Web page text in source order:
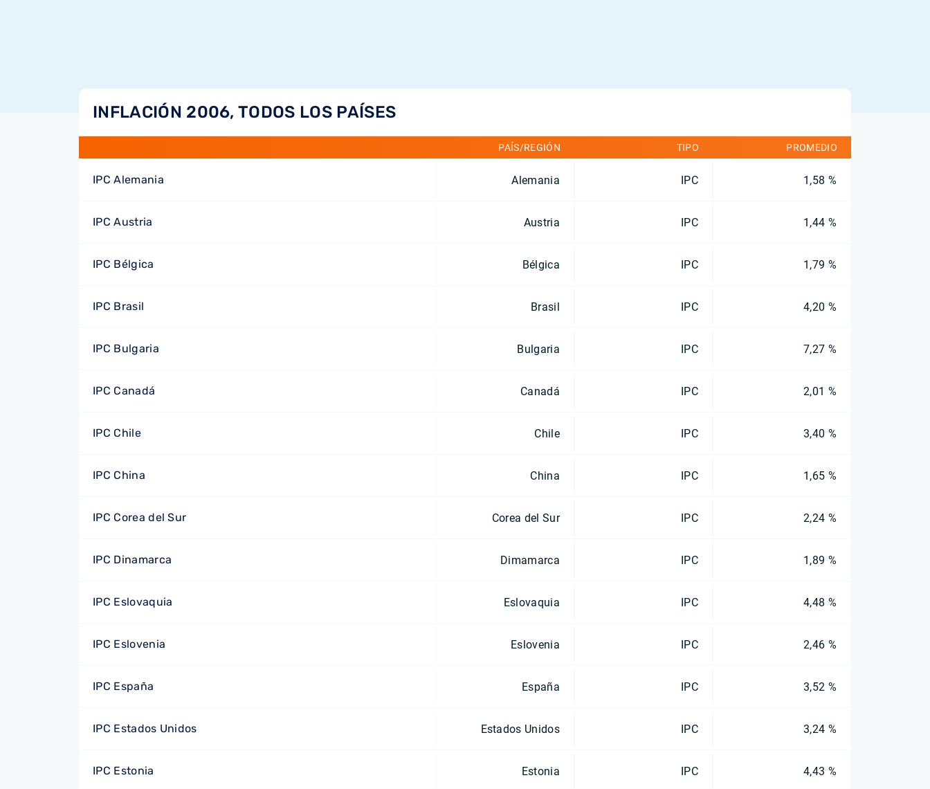
INFLACIÓN 2006, TODOS LOS PAÍSES
PAÍS/REGIÓN TIPO PROMEDIO
IPC Alemania Alemania IPC 1,58 %
IPC Austria Austria IPC 1,44 %
IPC Bélgica Bélgica IPC 1,79 %
IPC Brasil Brasil IPC 4,20 %
IPC Bulgaria Bulgaria IPC 7,27 %
IPC Canadá Canadá IPC 2,01 %
IPC Chile Chile IPC 3,40 %
IPC China China IPC 1,65 %
IPC Corea del Sur Corea del Sur IPC 2,24 %
IPC Dinamarca Dimamarca IPC 1,89 %
IPC Eslovaquia Eslovaquia IPC 4,48 %
IPC Eslovenia Eslovenia IPC 2,46 %
IPC España España IPC 3,52 %
IPC Estados Unidos Estados Unidos IPC 3,24 %
IPC Estonia Estonia IPC 4,43 %